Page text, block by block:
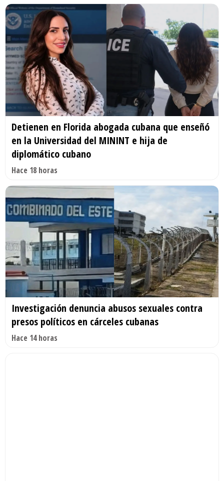
Detienen en Florida abogada cubana que enseñó
en la Universidad del MININT e hija de
diplomático cubano
Hace 18 horas
Investigación denuncia abusos sexuales contra
presos políticos en cárceles cubanas
Hace 14 horas